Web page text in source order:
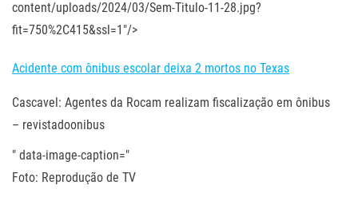
content/uploads/2024/03/Sem-Titulo-11-28.jpg?
fit=750%2C415&ssl=1"/>
Acidente com ônibus escolar deixa 2 mortos no Texas
Cascavel: Agentes da Rocam realizam fiscalização em ônibus
– revistadoonibus
" data-image-caption="
Foto: Reprodução de TV